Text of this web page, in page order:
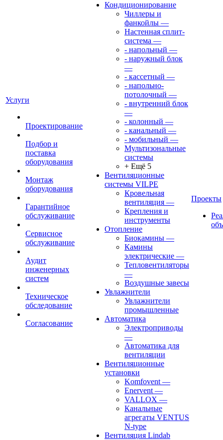
Услуги
Проектирование
Подбор и
поставка
оборудования
Монтаж
оборудования
Гарантийное
обслуживание
Сервисное
обслуживание
Аудит
инженерных
систем
Техническое
обследование
Согласование
Кондиционирование
Чиллеры и
фанкойлы —
Настенная сплит-
система —
- напольный —
- наружный блок
—
- кассетный —
- напольно-
потолочный —
- внутренний блок
—
- колонный —
- канальный —
- мобильный —
Мультизональные
системы
+ Ещё 5
Вентиляционные
системы VILPE
Кровельная
вентиляция —
Крепления и
инструменты
Отопление
Биокамины —
Камины
электрические —
Тепловентиляторы
—
Воздушные завесы
Увлажнители
Увлажнители
промышленные
Автоматика
Электроприводы
—
Автоматика для
вентиляции
Вентиляционные
установки
Komfovent —
Enervent —
VALLOX —
Канальные
агрегаты VENTUS
N-type
Вентиляция Lindab
Проекты